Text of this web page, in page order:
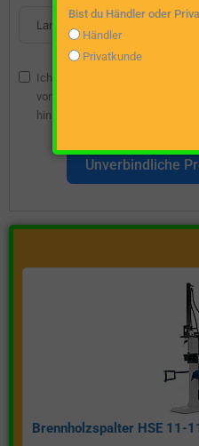
Ich bin damit einverstanden,
vom Webseitenbetreiber
hinsichtlich eines
Unverbindliche
Brennholzspalter HSE 11-
Bist du Händler oder
Händler
Privatkunde